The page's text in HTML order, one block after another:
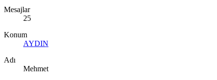
Mesajlar
25
Konum
AYDIN
Adı
Mehmet